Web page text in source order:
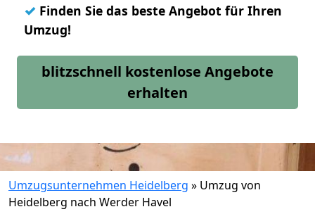
✓ Finden Sie das beste Angebot für Ihren
Umzug!
blitzschnell kostenlose Angebote
erhalten
Umzugsunternehmen Heidelberg » Umzug von
Heidelberg nach Werder Havel